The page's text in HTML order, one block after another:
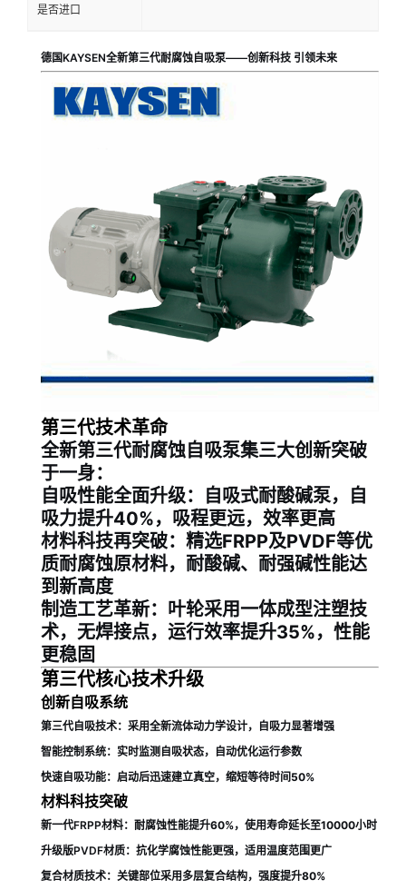
是否进口
德国KAYSEN全新第三代耐腐蚀自吸泵——创新科技 引领未来
第三代技术革命
全新第三代耐腐蚀自吸泵集三大创新突破
于一身：
自吸性能全面升级：自吸式耐酸碱泵，自
吸力提升40%，吸程更远，效率更高
材料科技再突破：精选FRPP及PVDF等优
质耐腐蚀原材料，耐酸碱、耐强碱性能达
到新高度
制造工艺革新：叶轮采用一体成型注塑技
术，无焊接点，运行效率提升35%，性能
更稳固
第三代核心技术升级
创新自吸系统
第三代自吸技术：采用全新流体动力学设计，自吸力显著增强
智能控制系统：实时监测自吸状态，自动优化运行参数
快速自吸功能：启动后迅速建立真空，缩短等待时间50%
材料科技突破
新一代FRPP材料：耐腐蚀性能提升60%，使用寿命延长至10000小时
升级版PVDF材质：抗化学腐蚀性能更强，适用温度范围更广
复合材质技术：关键部位采用多层复合结构，强度提升80%